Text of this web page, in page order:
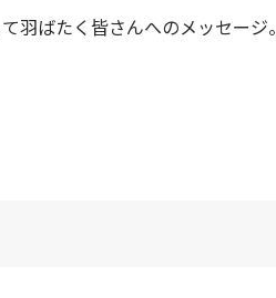
羽ばたく皆さんへのメッセージ。